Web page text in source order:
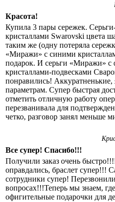
Красота!
Купила 3 пары сережек.
кристаллами Swarovski цвета
таким же (одну потеряла
«Миражи» с синими
подарок. И серьги «Миражи» с
кристаллами-подвесками
понравились!
параметрам. Супер быстрая
отметить отличную работу
перезванивала для
четко, разговор занял меньше
Все супер! Спасибо!!!
Получили заказ очень
оправдались, браслет супер!!!
сотрудники супер!
вопросах!!!Теперь мы знаем,
офигительные подарочки для